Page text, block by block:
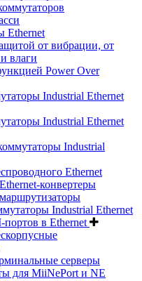
Ethernet
от вибрации, от
влаги
Power Over
Industrial Ethernet
Industrial Ethernet
Industrial
Ethernet
конвертеры
Industrial Ethernet
портов в Ethernet
серверы
для MiiNePort и NE